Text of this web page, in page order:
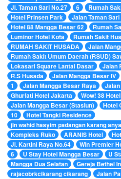
Jl. Taman Sari No.27
6
Rumah
Hotel Prinsen Park
Jalan Taman
Hotel 88 Mangga Besar 62
Rumah
Luminor Hotel Kota
Rumah Sakit
RUMAH SAKIT HUSADA
Jalan
Rumah Sakit Umum Daerah (RSUD)
Lokasari Square Lantai Dasar
Jalan
R.S Husada
Jalan Mangga Besar IV
1
Jalan Mangga Besar Raya
Ghurfati Hotel Jakarta
Wow! 38 Hotel
Jalan Mangga Besar (Stasiun)
Hotel
10
Hotel Tangki Residence
jln wahid hasyim padangan karang
Kompleks Ruko
ARANIS Hotel
Jl. Kartini Raya No.64
Win Premier
6
U Stay Hotel Mangga Besar
U
Mangga Dua Selatan
Gereja Bethel
rajacobrkcikarang cikarang
Jalan